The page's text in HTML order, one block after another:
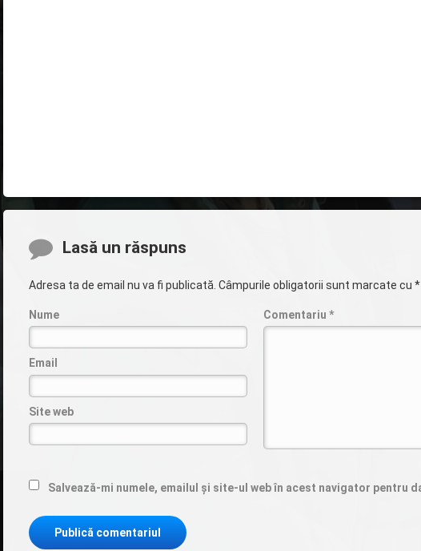
Comentarii
Lasă un răspuns
Adresa ta de email nu va fi publicată. Câmpurile obligatorii sunt marcate cu*
Comentariu *
Nume
Email
Site web
Salvează-mi numele, emailul și site-ul web în acest navigator pentru